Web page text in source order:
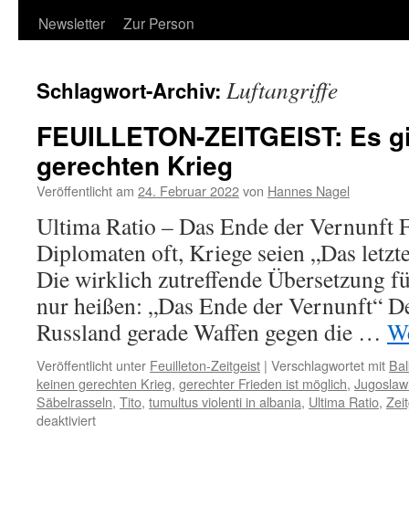
Newsletter
Zur Person
Schlagwort-Archiv: Luftangriffe
FEUILLETON-ZEITGEIST: Es
gerechten Krieg
Veröffentlicht am 24. Februar 2022von Hannes Nagel
Ultima Ratio – Das Ende der Vernunft
Diplomaten oft, Kriege seien „Das
Die wirklich zutreffende Übersetzung
nur heißen: „Das Ende der Vernunft“
Russland gerade Waffen gegen die …
Veröffentlicht unter Feuilleton-Zeitgeist | Verschlagwortet mit
keinen gerechten Krieg, gerechter Frieden ist möglich,
Säbelrasseln, Tito, tumultus violenti in albania, Ultima Ratio,
deaktiviertfür